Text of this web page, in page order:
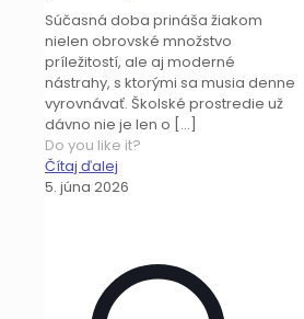
Súčasná doba prináša žiakom
nielen obrovské množstvo
príležitostí, ale aj moderné
nástrahy, s ktorými sa musia denne
vyrovnávať. Školské prostredie už
dávno nie je len o […]
Do you like it?
Čítaj ďalej
5. júna 2026